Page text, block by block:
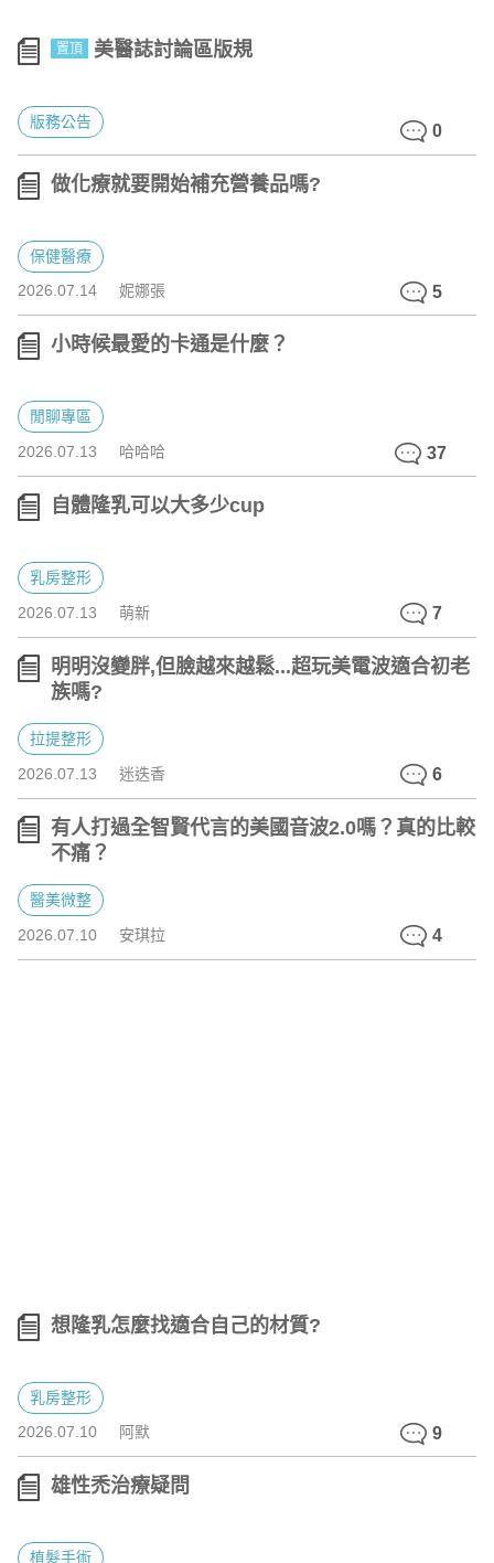
置頂 美醫誌討論區版規
版務公告
0
做化療就要開始補充營養品嗎?
保健醫療
2026.07.14
妮娜張 5
小時候最愛的卡通是什麼？
閒聊專區
2026.07.13
哈哈哈 37
自體隆乳可以大多少cup
乳房整形
2026.07.13
萌新 7
明明沒變胖,但臉越來越鬆...超玩美電波適合初老
族嗎?
拉提整形
2026.07.13
迷迭香 6
有人打過全智賢代言的美國音波2.0嗎？真的比較
不痛？
醫美微整
2026.07.10
安琪拉 4
想隆乳怎麼找適合自己的材質?
乳房整形
2026.07.10
阿默 9
雄性禿治療疑問
植髮手術